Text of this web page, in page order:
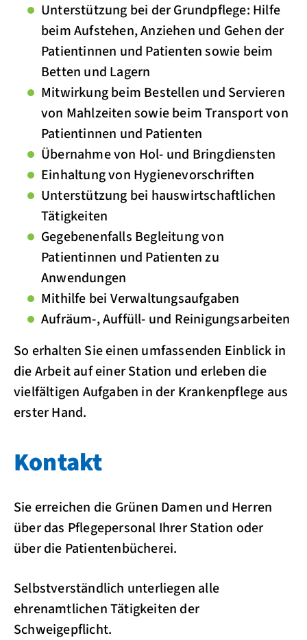
Unterstützung bei der Grundpflege: Hilfe
beim Aufstehen, Anziehen und Gehen der
Patientinnen und Patienten sowie beim
Betten und Lagern
Mitwirkung beim Bestellen und Servieren
von Mahlzeiten sowie beim Transport von
Patientinnen und Patienten
Übernahme von Hol‑ und Bringdiensten
Einhaltung von Hygienevorschriften
Unterstützung bei hauswirtschaftlichen
Tätigkeiten
Gegebenenfalls Begleitung von
Patientinnen und Patienten zu
Anwendungen
Mithilfe bei Verwaltungsaufgaben
Aufräum-, Auffüll- und Reinigungsarbeiten
So erhalten Sie einen umfassenden Einblick in
die Arbeit auf einer Station und erleben die
vielfältigen Aufgaben in der Krankenpflege aus
erster Hand.
Kontakt
Sie erreichen die Grünen Damen und Herren
über das Pflegepersonal Ihrer Station oder
über die Patientenbücherei.
Selbstverständlich unterliegen alle
ehrenamtlichen Tätigkeiten der
Schweigepflicht.